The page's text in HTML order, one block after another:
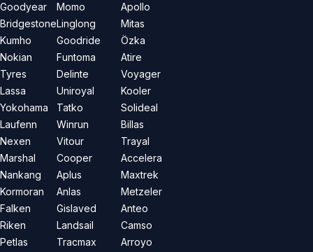
Goodyear
Bridgestone
Kumho
Nokian
Tyres
Lassa
Yokohama
Laufenn
Nexen
Marshal
Nankang
Kormoran
Falken
Riken
Petlas
Momo
Linglong
Goodride
Funtoma
Delinte
Uniroyal
Tatko
Winrun
Vitour
Cooper
Aplus
Anlas
Gislaved
Landsail
Tracmax
Apollo
Mitas
Özka
Atire
Voyager
Kooler
Solideal
Billas
Trayal
Accelera
Maxtrek
Metzeler
Anteo
Camso
Arroyo